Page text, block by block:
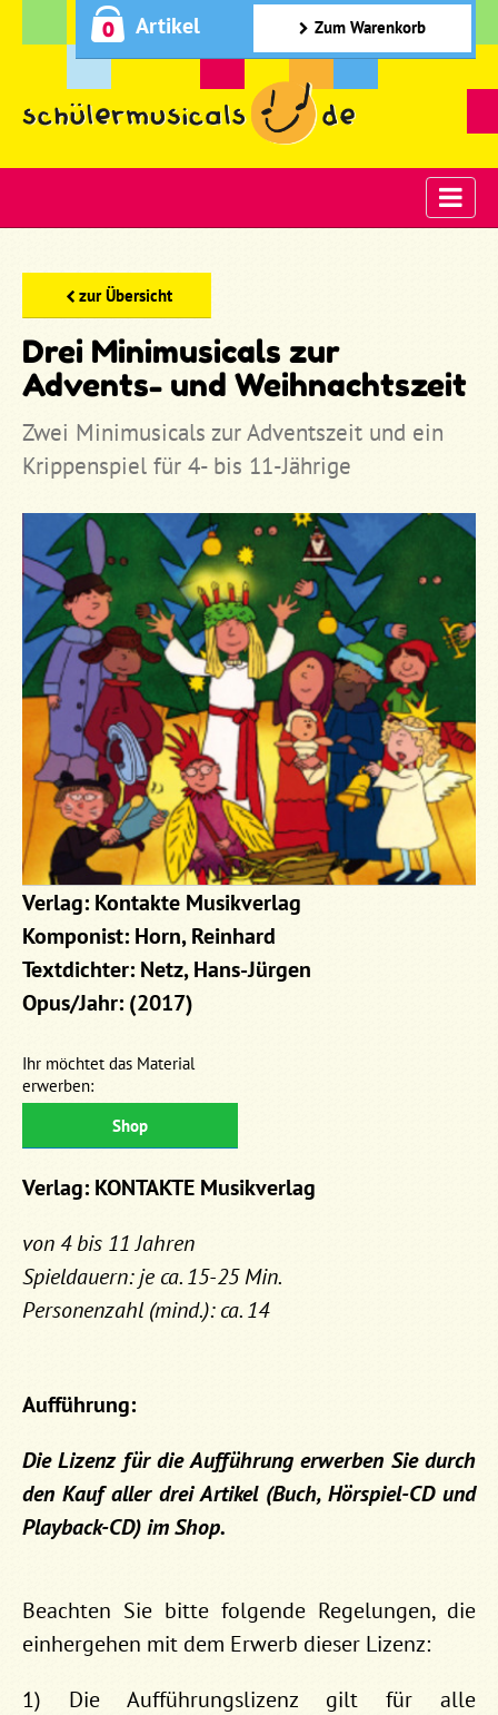
0 Artikel Zum Warenkorb
zur Übersicht
Drei Minimusicals zur
Advents- und Weihnachtszeit
Zwei Minimusicals zur Adventszeit und ein
Krippenspiel für 4- bis 11-Jährige
Verlag: Kontakte Musikverlag
Komponist: Horn, Reinhard
Textdichter: Netz, Hans-Jürgen
Opus/Jahr: (2017)
Ihr möchtet das Material
erwerben:
Shop
Verlag: KONTAKTE Musikverlag
von 4 bis 11 Jahren
Spieldauern: je ca. 15-25 Min.
Personenzahl (mind.): ca. 14
Aufführung:
Die Lizenz für die Aufführung erwerben Sie durch
den Kauf aller drei Artikel (Buch, Hörspiel-CD und
Playback-CD) im Shop.
Beachten Sie bitte folgende Regelungen, die
einhergehen mit dem Erwerb dieser Lizenz:
1) Die Aufführungslizenz gilt für alle